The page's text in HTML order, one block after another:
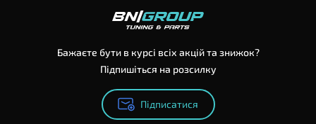
Бажаєте бути в курсі всіх акцій та знижок?
Підпишіться на розсилку
Підписатися